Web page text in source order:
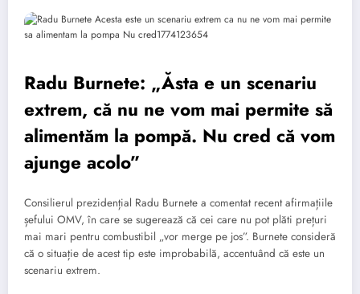
Radu Burnete: „Ăsta e un scenariu
extrem, că nu ne vom mai permite să
alimentăm la pompă. Nu cred că vom
ajunge acolo”
Consilierul prezidențial Radu Burnete a comentat recent afirmațiile
șefului OMV, în care se sugerează că cei care nu pot plăti prețuri
mai mari pentru combustibil „vor merge pe jos”. Burnete consideră
că o situație de acest tip este improbabilă, accentuând că este un
scenariu extrem.